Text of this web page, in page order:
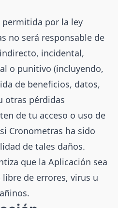
permitida por la ley
no será responsable de
incidental,
o punitivo (incluyendo,
de beneficios, datos,
otras pérdidas
de tu acceso o uso de
Cronometras ha sido
de tales daños.
que la Aplicación sea
de errores, virus u